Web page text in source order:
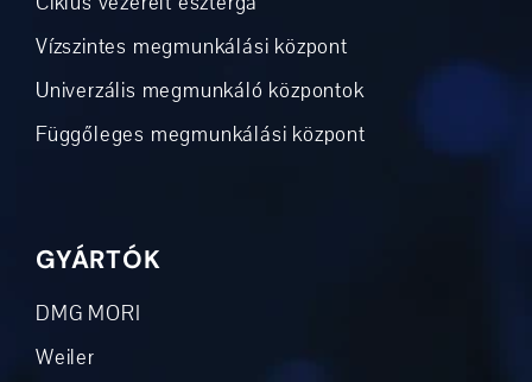
Vízszintes megmunkálási központ
Univerzális megmunkáló központok
Függőleges megmunkálási központ
GYÁRTÓK
DMG MORI
Weiler